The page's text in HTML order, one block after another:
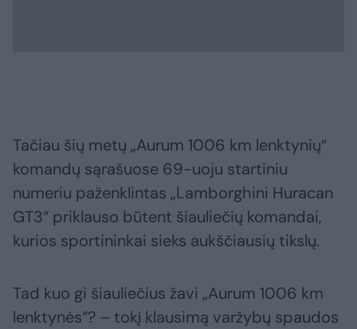
Tačiau šių metų „Aurum 1006 km lenktynių“
komandų sąrašuose 69-uoju startiniu
numeriu paženklintas „Lamborghini Huracan
GT3“ priklauso būtent šiauliečių komandai,
kurios sportininkai sieks aukščiausių tikslų.
Tad kuo gi šiauliečius žavi „Aurum 1006 km
lenktynės“? – tokį klausimą varžybų spaudos